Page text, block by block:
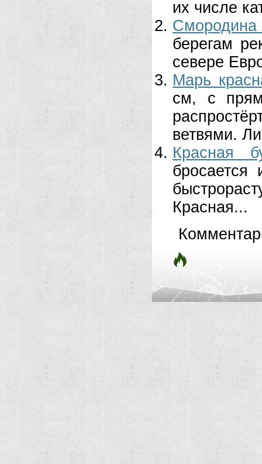
их числе
Смородина
берегам
севере
Марь
см, с
ветвями.
Красная
Красная...